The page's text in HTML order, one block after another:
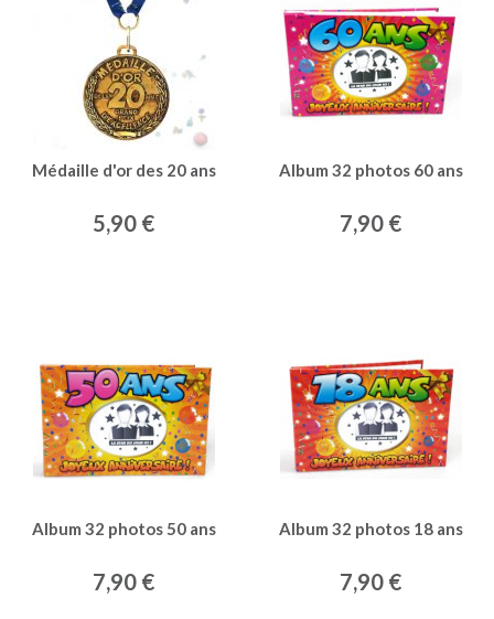
Médaille d'or des 20 ans
5,90 €
Album 32 photos 60 ans
7,90 €
Album 32 photos 50 ans
7,90 €
Album 32 photos 18 ans
7,90 €